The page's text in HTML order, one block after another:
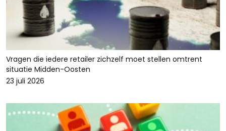
Vragen die iedere retailer zichzelf moet stellen omtrent
situatie Midden-Oosten
23 juli 2026